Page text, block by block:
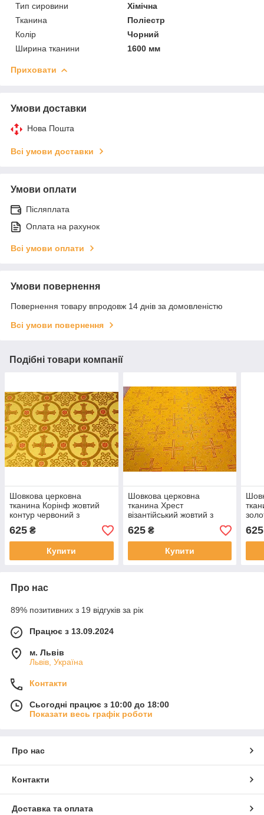
Тип сировини
Хімічна
Тканина
Поліестр
Колір
Чорний
Ширина тканини
1600 мм
Приховати
Умови доставки
Нова Пошта
Всі умови доставки
Умови оплати
Післяплата
Оплата на рахунок
Всі умови оплати
Умови повернення
Повернення товару впродовж 14 днів за домовленістю
Всі умови повернення
Подібні товари компанії
Шовкова церковна
тканина Корінф жовтий
контур червоний з
золотом
625 ₴
Купити
Шовкова церковна
тканина Хрест
візантійський жовтий з
червоним контуромз
золотом
625₴
Купити
625
Про нас
89% позитивних з 19 відгуків за рік
Працює з 13.09.2024
м. Львів
Львів, Україна
Контакти
Сьогодні працює з 10:00 до 18:00
Показати весь графік роботи
Про нас
Контакти
Доставка та оплата